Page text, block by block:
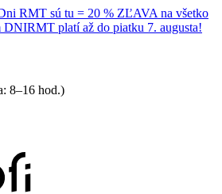
RMT sú tu = 20 % ZĽAVA na všetko
platí až do piatku 7. augusta!
8–16 hod.)